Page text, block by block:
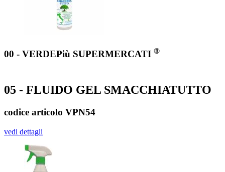
00 - VERDEPiù SUPERMERCATI ®
05 - FLUIDO GEL SMACCHIATUTTO
codice articolo VPN54
vedi dettagli